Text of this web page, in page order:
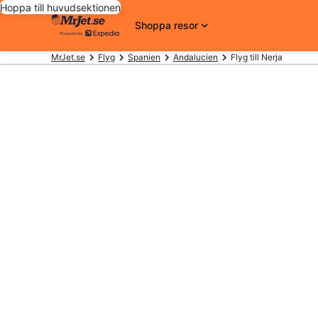
Hoppa till huvudsektionen
Shoppa resor
MrJet.se Flyg Spanien Andalucien Flyg till Nerja